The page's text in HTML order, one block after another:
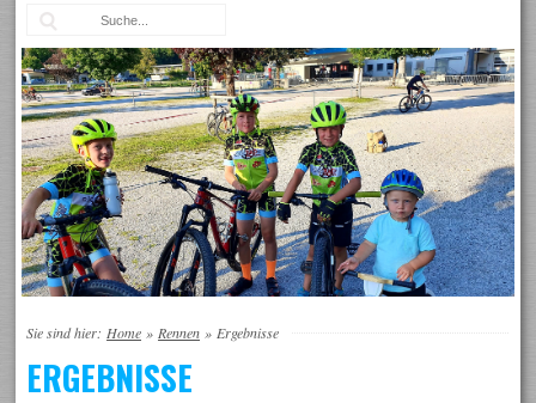
Sie sind hier: Home » Rennen » Ergebnisse
ERGEBNISSE